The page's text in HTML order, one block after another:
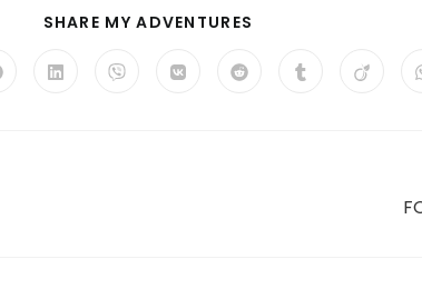
SHARE MY ADVENTURES